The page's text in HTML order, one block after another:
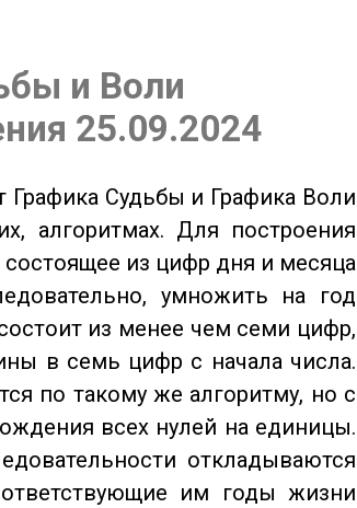
и Воли
25.09.2024
Графика Судьбы и Графика Воли
алгоритмах. Для построения
из цифр дня и месяца
умножить на год
из менее чем семи цифр,
в семь цифр с начала числа.
по такому же алгоритму, но с
всех нулей на единицы.
откладываются
им годы жизни